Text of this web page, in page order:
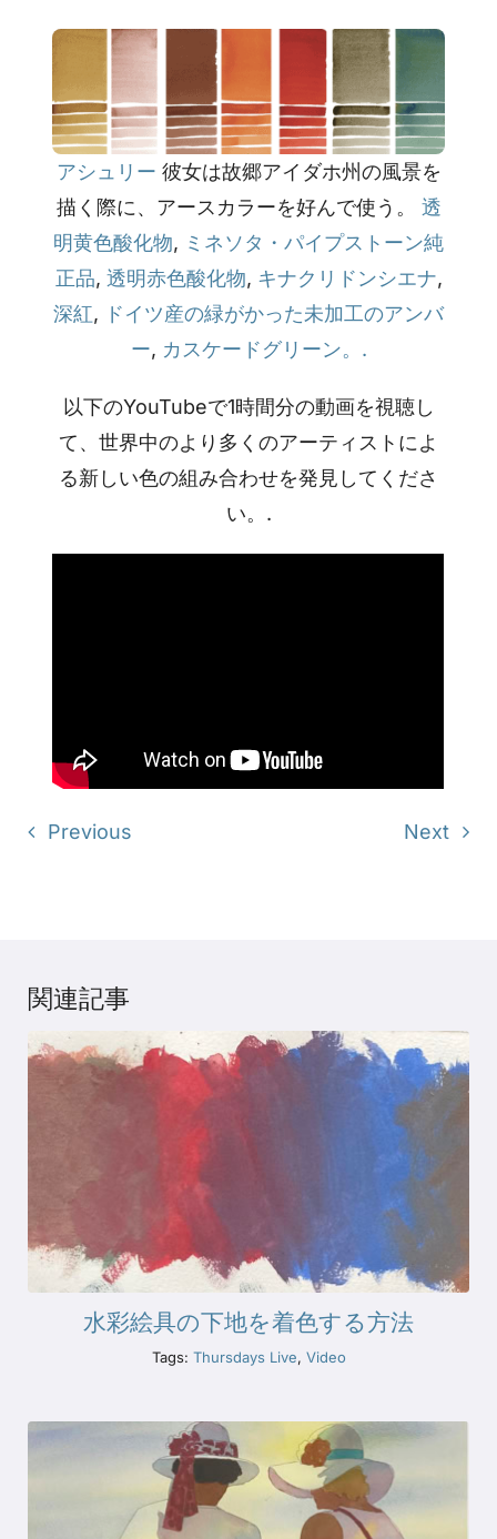
アシュリー 彼女は故郷アイダホ州の風景を
描く際に、アースカラーを好んで使う。 透
明黄色酸化物, ミネソタ・パイプストーン純
正品, 透明赤色酸化物, キナクリドンシエナ,
深紅, ドイツ産の緑がかった未加工のアンバ
ー, カスケードグリーン。.
以下のYouTubeで1時間分の動画を視聴し
て、世界中のより多くのアーティストによ
る新しい色の組み合わせを発見してくださ
い。.
Previous Next
関連記事
水彩絵具の下地を着色する方法
Tags: Thursdays Live, Video